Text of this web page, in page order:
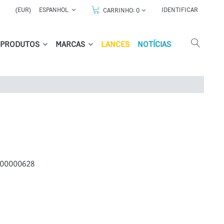
(EUR) ESPANHOL CARRINHO:0 IDENTIFICAR
PRODUTOS MARCAS LANCES NOTÍCIAS